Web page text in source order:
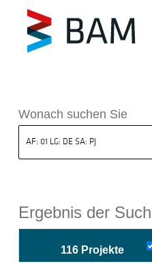
BAM
Wonach suchen Sie
Ergebnis der
116 Projekte